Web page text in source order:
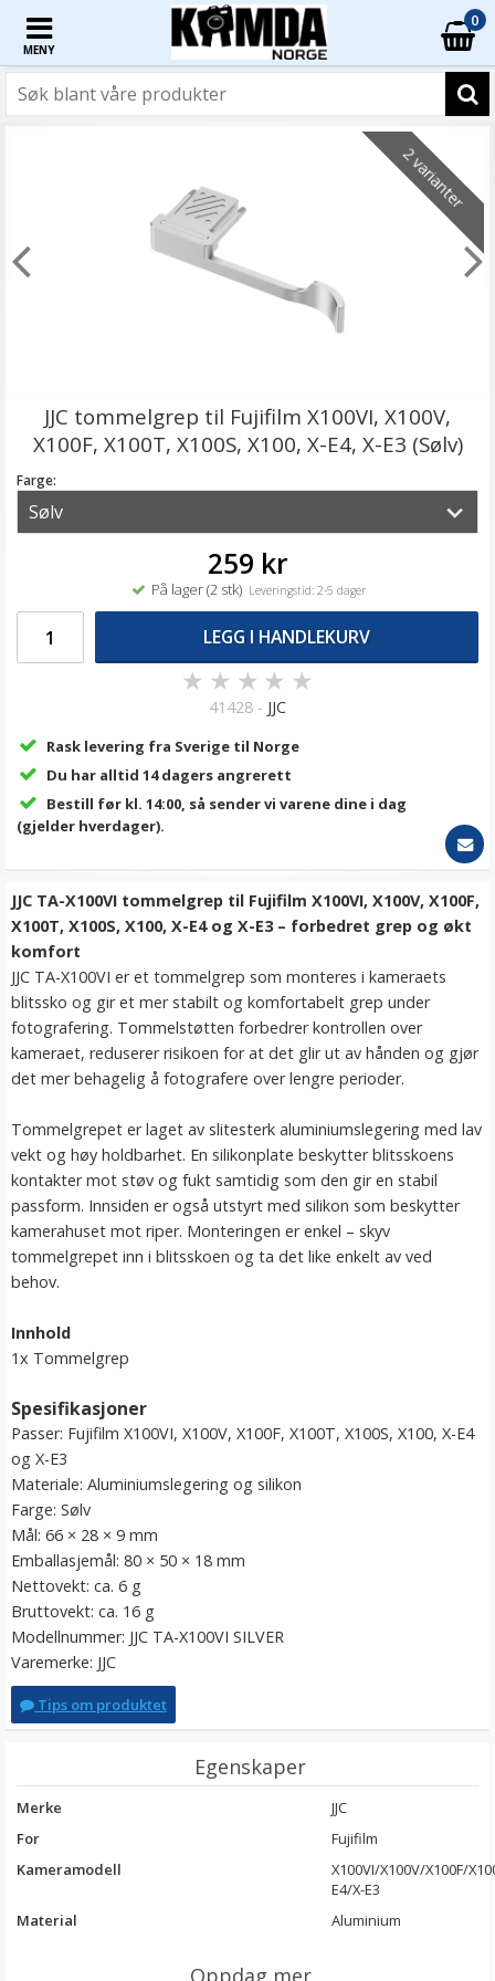
MENY
0
2 varianter
JJC tommelgrep til Fujifilm X100VI, X100V,
X100F, X100T, X100S, X100, X-E4, X-E3 (Sølv)
Farge:
259 kr
På lager (2 stk)Leveringstid: 2-5 dager
LEGG I HANDLEKURV
★ ★ ★ ★ ★
41428 - JJC
Rask levering fra Sverige til Norge
Du har alltid 14 dagers angrerett
Bestill før kl. 14:00, så sender vi varene dine i dag
(gjelder hverdager).
JJC TA-X100VI tommelgrep til Fujifilm X100VI, X100V, X100F,
X100T, X100S, X100, X-E4 og X-E3 – forbedret grep og økt
komfort
JJC TA-X100VI er et tommelgrep som monteres i kameraets
blitssko og gir et mer stabilt og komfortabelt grep under
fotografering. Tommelstøtten forbedrer kontrollen over
kameraet, reduserer risikoen for at det glir ut av hånden og gjør
det mer behagelig å fotografere over lengre perioder.
Tommelgrepet er laget av slitesterk aluminiumslegering med lav
vekt og høy holdbarhet. En silikonplate beskytter blitsskoens
kontakter mot støv og fukt samtidig som den gir en stabil
passform. Innsiden er også utstyrt med silikon som beskytter
kamerahuset mot riper. Monteringen er enkel – skyv
tommelgrepet inn i blitsskoen og ta det like enkelt av ved
behov.
Innhold
1x Tommelgrep
Spesifikasjoner
Passer: Fujifilm X100VI, X100V, X100F, X100T, X100S, X100, X-E4
og X-E3
Materiale: Aluminiumslegering og silikon
Farge: Sølv
Mål: 66 × 28 × 9 mm
Emballasjemål: 80 × 50 × 18 mm
Nettovekt: ca. 6 g
Bruttovekt: ca. 16 g
Modellnummer: JJC TA-X100VI SILVER
Varemerke: JJC
Tips om produktet
Egenskaper
Merke
JJC
For
Fujifilm
Kameramodell
X100VI/X100V/X100F/
E4/X-E3
Material
Aluminium
Oppdag mer